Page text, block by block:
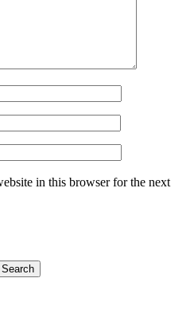
in this browser for the next
Search